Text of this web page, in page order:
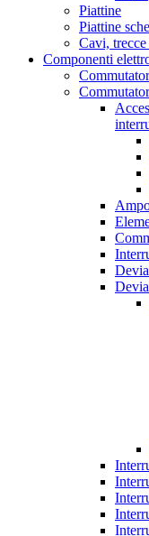
Piattine
Piattine
Cavi,
Componenti